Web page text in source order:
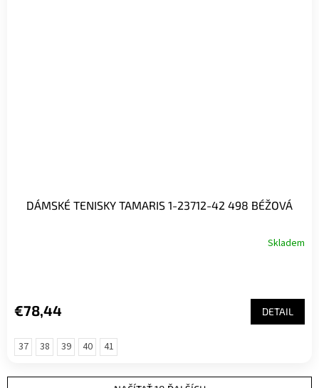
DÁMSKÉ TENISKY TAMARIS 1-23712-42 498 BÉŽOVÁ
Skladem
€78,44 DETAIL
37 38 39 40 41